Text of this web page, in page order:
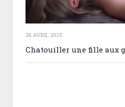
26 AVRIL 2015
Chatouiller une fille aux